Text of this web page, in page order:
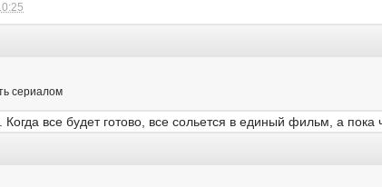
сериалом
все будет готово, все сольется в единый фильм, а пока